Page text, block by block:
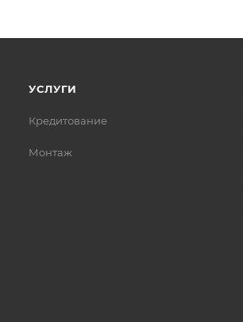
УСЛУГИ
Кредитование
Монтаж